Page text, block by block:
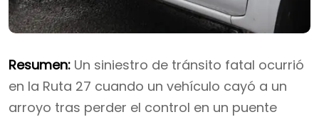
Resumen: Un siniestro de tránsito fatal ocurrió
en la Ruta 27 cuando un vehículo cayó a un
arroyo tras perder el control en un puente